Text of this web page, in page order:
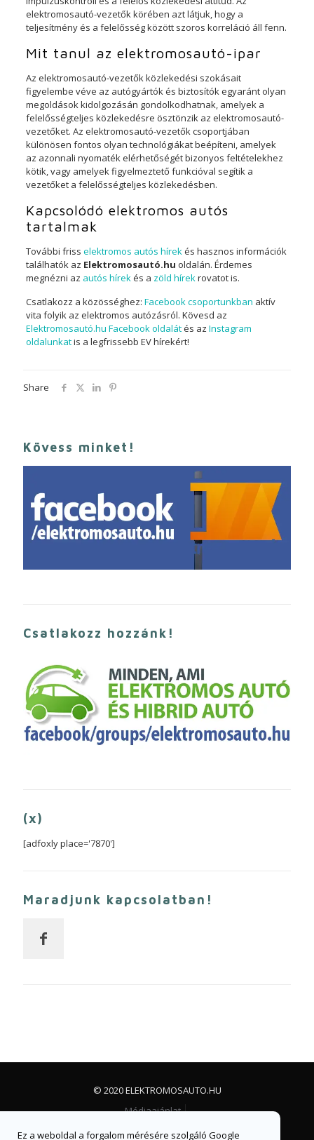
elektromosautó-vezetők körében azt látjuk, hogy a
teljesítmény és a felelősség között szoros korreláció áll fenn.
Mit tanul az elektromosautó-ipar
Az elektromosautó-vezetők közlekedési szokásait
figyelembe véve az autógyártók és biztosítók egyaránt olyan
megoldások kidolgozásán gondolkodhatnak, amelyek a
felelősségteljes közlekedésre ösztönzik az elektromosautó-
vezetőket. Az elektromosautó-vezetők csoportjában
különösen fontos olyan technológiákat beépíteni, amelyek
az azonnali nyomaték elérhetőségét bizonyos feltételekhez
kötik, vagy amelyek figyelmeztető funkcióval segítik a
vezetőket a felelősségteljes közlekedésben.
Kapcsolódó elektromos autós
tartalmak
További friss elektromos autós hírekés hasznos információk
találhatók az Elektromosautó.hu oldalán. Érdemes
megnézni az autós hírekés a zöld hírekrovatot is.
Csatlakozz a közösséghez: Facebook csoportunkban aktív
vita folyik az elektromos autózásról. Kövesd az
Elektromosautó.hu Facebook oldalátés az Instagram
oldalunkatis a legfrissebb EV hírekért!
Share
Kövess minket!
Csatlakozz hozzánk!
(x)
[adfoxly place='7870']
Maradjunk kapcsolatban!
© 2020 ELEKTROMOSAUTO.HU
Médiaajánlat
Ez a weboldal a forgalom mérésére szolgáló Google